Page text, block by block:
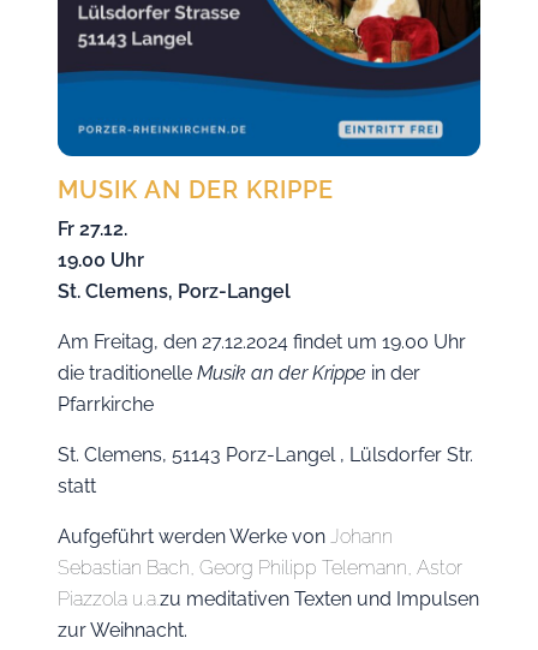
MUSIK AN DER KRIPPE
Fr 27.12.
19.00 Uhr
St. Clemens, Porz-Langel
Am Freitag, den 27.12.2024 findet um 19.00 Uhr
die traditionelle Musik an der Krippe in der
Pfarrkirche
St. Clemens, 51143 Porz-Langel , Lülsdorfer Str.
statt
Aufgeführt werden Werke von Johann
Sebastian Bach, Georg Philipp Telemann, Astor
Piazzola u.a.zu meditativen Texten und Impulsen
zur Weihnacht.